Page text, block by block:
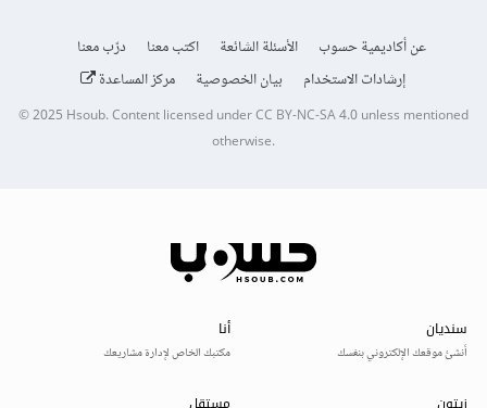
عن أكاديمية حسوب الأسئلة الشائعة اكتب معنا
درّب معنا
إرشادات الاستخدام
بيان الخصوصية مركز المساعدة
© 2025Hsoub.Content licensed underCC BY-NC-SA 4.0unless mentioned
otherwise.